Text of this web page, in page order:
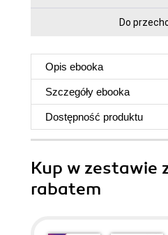
Do
Opis ebooka
Szczegóły ebooka
Dostępność produktu
Kup w zestawie
rabatem